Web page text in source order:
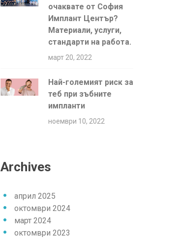
очаквате от София
Имплант Център?
Материали, услуги,
стандарти на работа.
март 20, 2022
Най-големият риск за
теб при зъбните
импланти
ноември 10, 2022
Archives
април 2025
октомври 2024
март 2024
октомври 2023